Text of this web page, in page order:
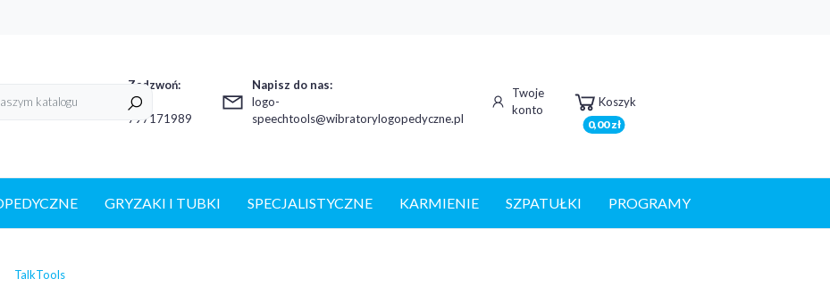
Zadzwoń:
+48
797171989
Napisz do nas:
logo-
speechtools@wibratorylogopedyczne.pl
Twoje
konto
Koszyk
0,00 zł
GRYZAKI I TUBKI SPECJALISTYCZNE KARMIENIE SZPATUŁKI PROGRAMY
TalkTools